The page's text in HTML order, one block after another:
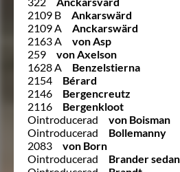
2109 B
Ankarswärd
2109 A
Anckarswärd
2163 A
von Asp
259
von Axelson
1628 A
Benzelstierna
2154
Bérard
2146
Bergencreutz
2116
Bergenkloot
Ointroducerad
von Boisman
Ointroducerad
Bollemanny
2083
von Born
Ointroducerad
Brander